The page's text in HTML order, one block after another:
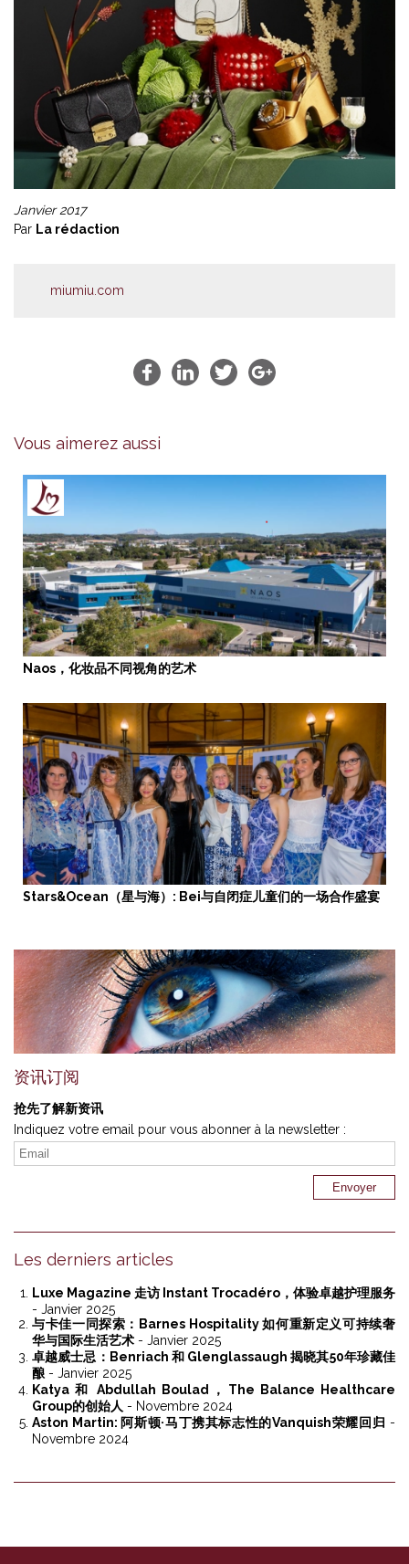
Janvier 2017
Par La rédaction
miumiu.com
Vous aimerez aussi
Naos，化妆品不同视角的艺术
Stars&Ocean（星与海）: Bei与自闭症儿童们的一场合作盛宴
资讯订阅
抢先了解新资讯
Indiquez votre email pour vous abonner à la newsletter :
Les derniers articles
Luxe Magazine 走访 Instant Trocadéro，体验卓越护理服务
- Janvier 2025
与卡佳一同探索：Barnes Hospitality 如何重新定义可持续奢
华与国际生活艺术 - Janvier 2025
卓越威士忌：Benriach 和 Glenglassaugh 揭晓其50年珍藏佳
酿 - Janvier 2025
Katya 和 Abdullah Boulad，The Balance Healthcare
Group的创始人 - Novembre 2024
Aston Martin: 阿斯顿·马丁携其标志性的Vanquish荣耀回归 -
Novembre 2024